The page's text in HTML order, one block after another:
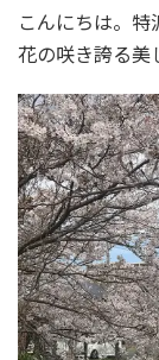
こんにちは。特
花の咲き誇る美